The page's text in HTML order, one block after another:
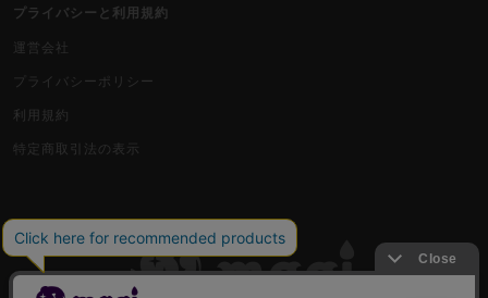
プライバシーと利用規約
運営会社
プライバシーポリシー
利用規約
特定商取引法の表示